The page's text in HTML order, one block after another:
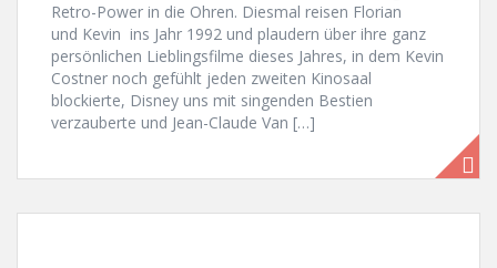
Retro-Power in die Ohren. Diesmal reisen Florian
und Kevin ins Jahr 1992 und plaudern über ihre ganz
persönlichen Lieblingsfilme dieses Jahres, in dem Kevin
Costner noch gefühlt jeden zweiten Kinosaal
blockierte, Disney uns mit singenden Bestien
verzauberte und Jean-Claude Van […]